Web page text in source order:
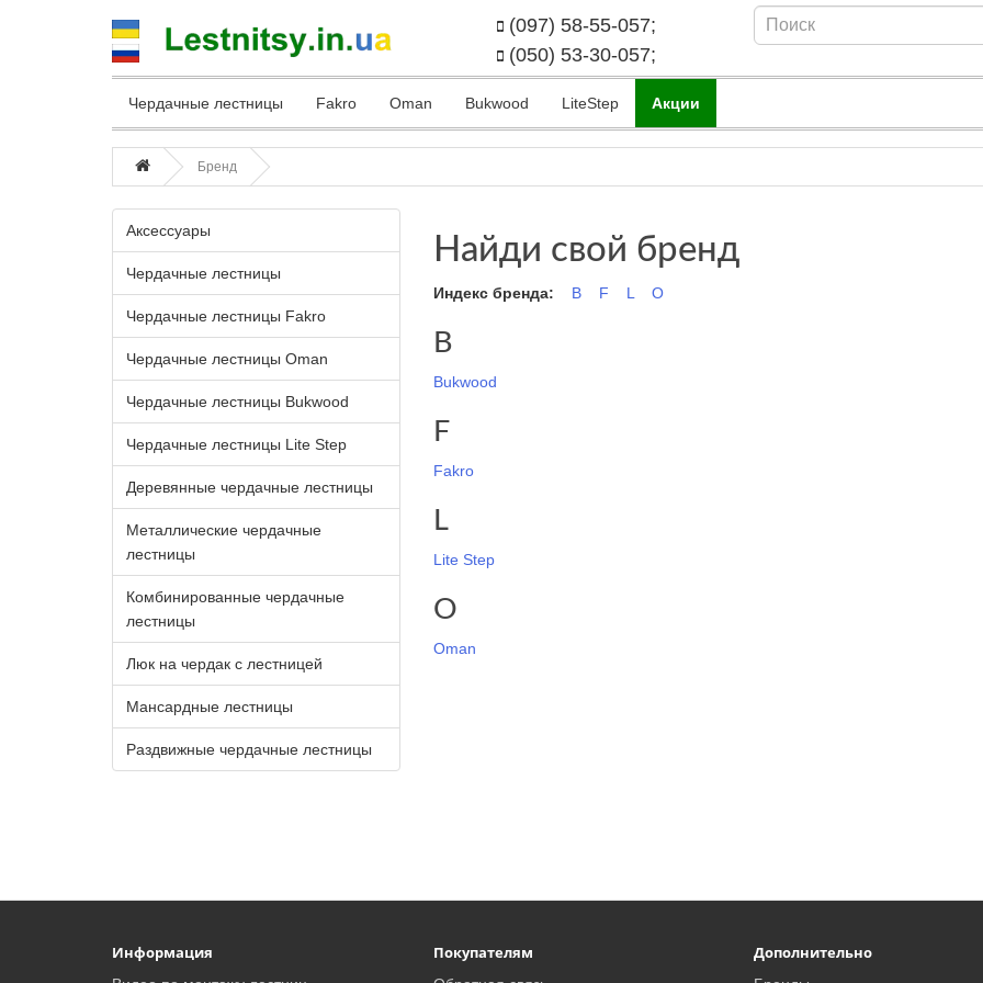
(097) 58-55-057;
(050) 53-30-057;
Чердачные лестницы Fakro Oman Bukwood LiteStep Акции
Бренд
Аксессуары
Чердачные лестницы
Чердачные лестницы Fakro
Чердачные лестницы Oman
Чердачные лестницы Bukwood
Чердачные лестницы Lite Step
Деревянные чердачные лестницы
Металлические чердачные
лестницы
Комбинированные чердачные
лестницы
Люк на чердак с лестницей
Мансардные лестницы
Раздвижные чердачные лестницы
Найди свой бренд
Индекс бренда: B F L O
B
Bukwood
F
Fakro
L
Lite Step
O
Oman
Информация Покупателям Дополнительно